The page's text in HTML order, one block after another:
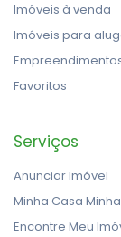
Imóveis à venda
Imóveis para
Favoritos
Serviços
Anunciar Imóvel
Minha Casa
Encontre Meu